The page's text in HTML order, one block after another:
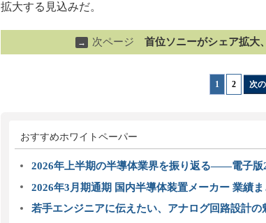
拡大する見込みだ。
→ 次ページ 首位ソニーがシェア拡大
1 2 次
おすすめホワイトペーパー
2026年上半期の半導体業界を振り返る――電子版
2026年3月期通期 国内半導体装置メーカー 業績
若手エンジニアに伝えたい、アナログ回路設計の